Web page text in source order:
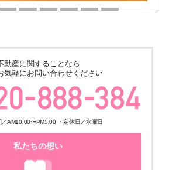
動産に関することなら
気軽にお問い合わせください
／AM10:00〜PM5:00 ・定休日／水曜日
私たちの想い